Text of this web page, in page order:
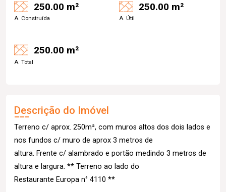
250.00 m²
A. Construída
250.00 m²
A. Útil
250.00 m²
A. Total
Descrição do Imóvel
Terreno c/ aprox. 250m², com muros altos dos dois lados e
nos fundos c/ muro de aprox 3 metros de
altura. Frente c/ alambrado e portão medindo 3 metros de
altura e largura. ** Terreno ao lado do
Restaurante Europa n° 4110 **